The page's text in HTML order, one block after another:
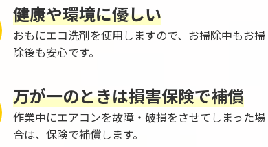
健康や環境に優しい
おもにエコ洗剤を使用しますので、お掃除中もお掃
除後も安心です。
万が一のときは損害保険で補償
作業中にエアコンを故障・破損をさせてしまった場
合は、保険で補償します。